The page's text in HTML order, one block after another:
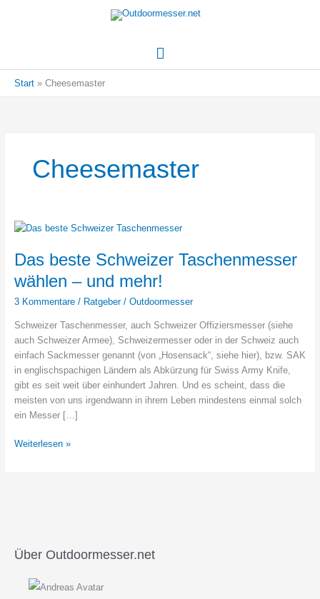
Hauptmenü
Start Cheesemaster
Cheesemaster
Das beste Schweizer Taschenmesser
wählen – und mehr!
3 Kommentare / Ratgeber/ Outdoormesser
Schweizer Taschenmesser, auch Schweizer Offiziersmesser (siehe
auch Schweizer Armee), Schweizermesser oder in der Schweiz auch
einfach Sackmesser genannt (von „Hosensack“, siehe hier), bzw. SAK
in englischspachigen Ländern als Abkürzung für Swiss Army Knife,
gibt es seit weit über einhundert Jahren. Und es scheint, dass die
meisten von uns irgendwann in ihrem Leben mindestens einmal solch
ein Messer […]
Das
mehr!
Weiterlesen »
Über Outdoormesser.net